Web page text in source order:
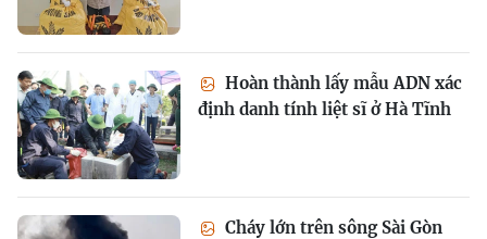
Hoàn thành lấy mẫu ADN xác
định danh tính liệt sĩ ở Hà Tĩnh
Cháy lớn trên sông Sài Gòn